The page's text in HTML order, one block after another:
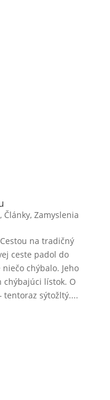
, Články, Zamyslenia
na tradičný
ceste padol do
chýbalo. Jeho
lístok. O
tentoraz sýtožltý....